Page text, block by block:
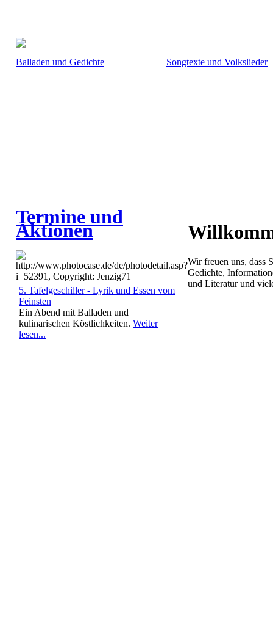
Balladen und Gedichte Songtexte und Volkslieder
Termine und
Aktionen
5. Tafelgeschiller - Lyrik und Essen vom
Feinsten
Ein Abend mit Balladen und
kulinarischen Köstlichkeiten. Weiter
lesen...
Wir freuen uns, dass
Gedichte,
und Literatur und